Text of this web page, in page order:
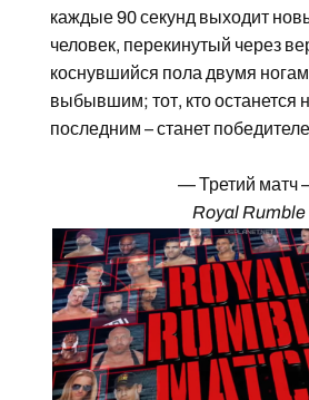
каждые 90 секунд выходит
человек, перекинутый через
коснувшийся пола двумя
выбывшим; тот, кто останется
последним – станет
— Третий матч
Royal Rumble